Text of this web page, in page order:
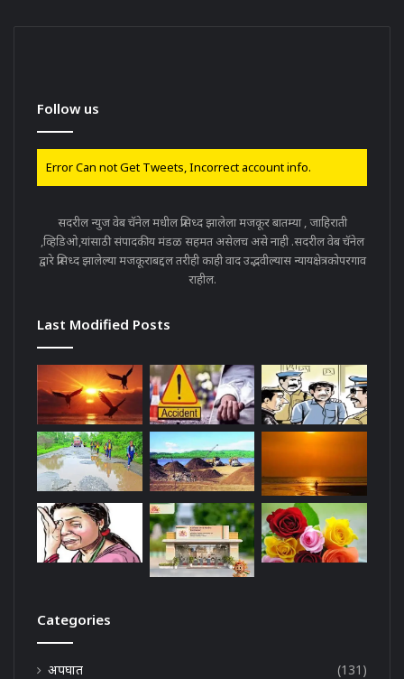
Follow us
Error Can not Get Tweets, Incorrect account info.
सदरील न्युज वेब चॅनेल मधील प्रसिध्द झालेला मजकूर बातम्या , जाहिराती
,व्हिडिओ,यांसाठी संपादकीय मंडळ सहमत असेलच असे नाही .सदरील वेब चॅनेल
द्वारे प्रसिध्द झालेल्या मजकूराबद्दल तरीही काही वाद उद्भवील्यास न्यायक्षेत्रकोपरगाव
राहील.
Last Modified Posts
Categories
अपघात (131)